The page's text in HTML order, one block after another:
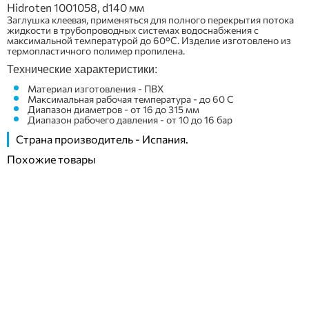
Hidroten 1001058, d140 мм
Заглушка клеевая, применяться для полного перекрытия потока
жидкости в трубопроводных системах водоснабженияс
максимальной температурой до 60°C. Изделие изготовлено из
термопластичного полимер пропилена.
Технические характеристики:
Материал изготовления - ПВХ
Максимальная рабочая температура - до 60 С
Диапазон диаметров - от 16 до 315 мм
Диапазон рабочего давления - от 10 до 16 бар
Страна производитель - Испания.
Похожие товары